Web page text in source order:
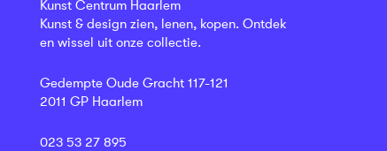
Kunst Centrum Haarlem
Kunst & design zien, lenen, kopen. Ontdek
en wissel uit onze collectie.
Gedempte Oude Gracht 117-121
2011 GP Haarlem
023 53 27 895